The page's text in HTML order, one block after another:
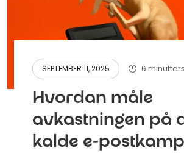
SEPTEMBER 11, 2025 6
Hvordan måle
avkastningen på
kalde e-